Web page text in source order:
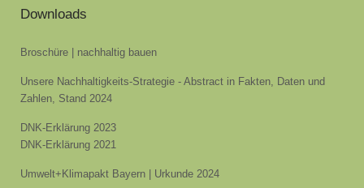
Downloads
Broschüre | nachhaltig bauen
Unsere Nachhaltigkeits-Strategie - Abstract in Fakten, Daten und
Zahlen, Stand 2024
DNK-Erklärung 2023
DNK-Erklärung 2021
Umwelt+Klimapakt Bayern | Urkunde 2024